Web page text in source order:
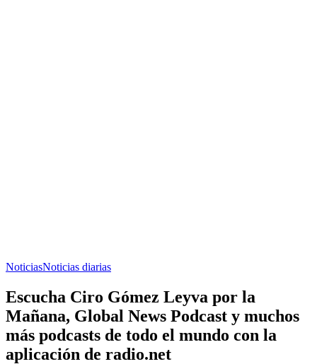
NoticiasNoticias diarias
Escucha Ciro Gómez Leyva por la
Mañana, Global News Podcast y muchos
más podcasts de todo el mundo con la
aplicación de radio.net